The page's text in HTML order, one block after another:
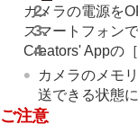
カメラの電源を
スマートフォン
Creators' Appの
カメラのメモ
送できる状態
ご注意